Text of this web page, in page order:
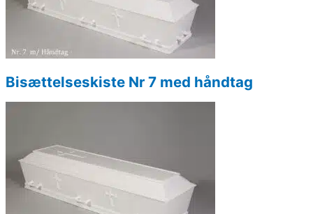
Bisættelseskiste Nr 7 med håndtag